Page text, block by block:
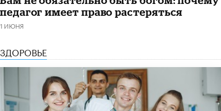
педагог имеет право растеряться
1 ИЮНЯ
ЗДОРОВЬЕ